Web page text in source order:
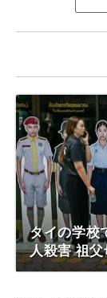
タイの学校
人殺害 祖